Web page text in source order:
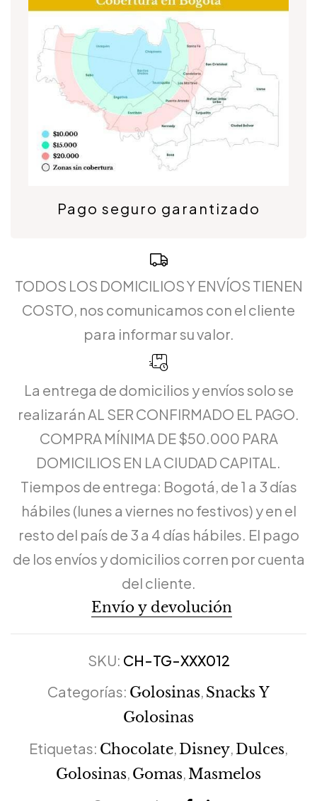
Pago seguro garantizado
TODOS LOS DOMICILIOS Y ENVÍOS TIENEN
COSTO, nos comunicamos con el cliente
para informar su valor.
La entrega de domicilios y envíos solo se
realizarán AL SER CONFIRMADO EL PAGO.
COMPRA MÍNIMA DE $50.000 PARA
DOMICILIOS EN LA CIUDAD CAPITAL.
Tiempos de entrega: Bogotá, de 1 a 3 días
hábiles (lunes a viernes no festivos) y en el
resto del país de 3 a 4 días hábiles. El pago
de los envíos y domicilios corren por cuenta
del cliente.
Envío y devolución
SKU: CH-TG-XXX012
Categorías: Golosinas Snacks Y
Golosinas
Etiquetas: Chocolate Disney Dulces
Golosinas Gomas Masmelos